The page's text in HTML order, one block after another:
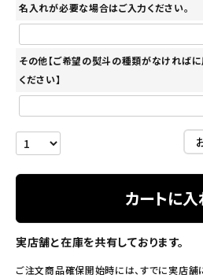
名入れが必要な場合はご入力ください。
その他【ご希望の熨斗の種類がなければ
ください】
カートに入
実店舗と在庫を共有しております。
ご注文商品確保開始時には、すでに実店